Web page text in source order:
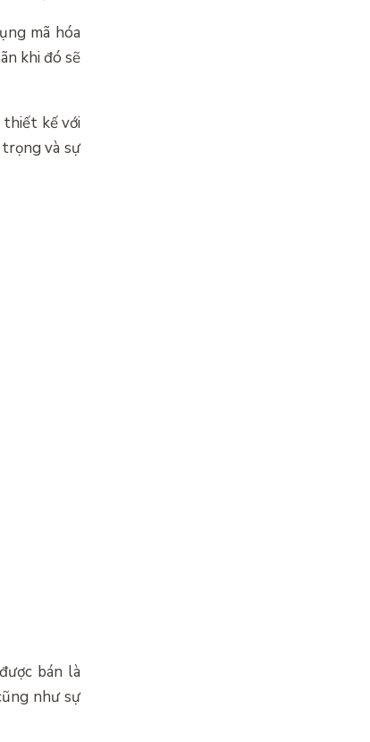
mã hóa
khi đó sẽ
thiết kế với
và sự
bán là
như sự